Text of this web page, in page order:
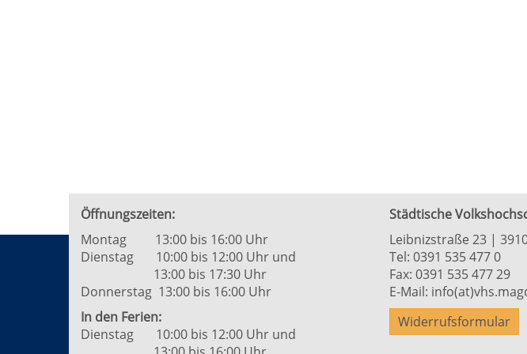
Öffnungszeiten:
Montag 13:00 bis 16:00 Uhr
Dienstag 10:00 bis 12:00 Uhr und
13:00 bis 17:30 Uhr
Donnerstag 13:00 bis 16:00 Uhr
In den Ferien:
Dienstag 10:00 bis 12:00 Uhr und
Städtische
Leibnizstraße 23 |
Tel: 0391 535 477 0
Fax: 0391 535 477 29
E-Mail:
Widerrufsformular